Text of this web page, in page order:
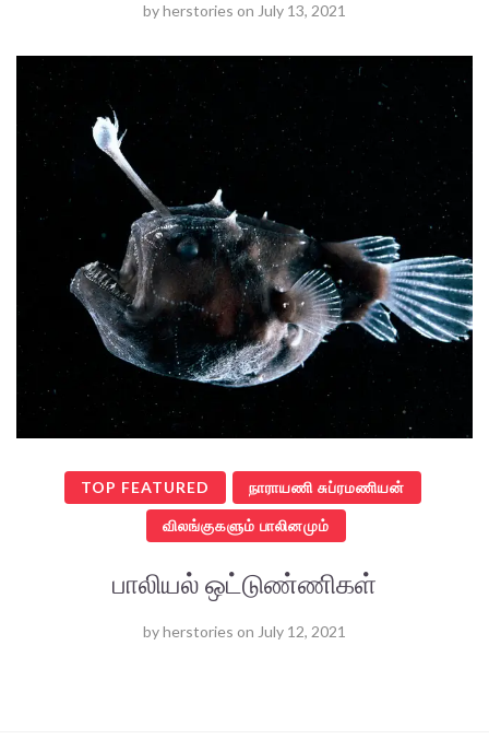
byherstories on July 13, 2021
TOP FEATURED நாராயணி சுப்ரமணியன்
விலங்குகளும் பாலினமும்
பாலியல் ஒட்டுண்ணிகள்
byherstories on July 12, 2021